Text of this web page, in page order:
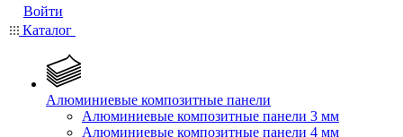
Войти
Каталог
Алюминиевые композитные панели
Алюминиевые композитные панели 3 мм
Алюминиевые композитные панели 4 мм